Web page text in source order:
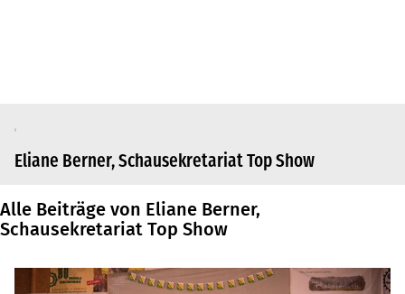
Eliane Berner, Schausekretariat Top Show
Alle Beiträge von Eliane Berner,
Schausekretariat Top Show